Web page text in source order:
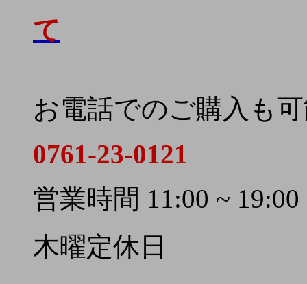
て
お電話でのご購入も
0761-23-0121
営業時間 11:00 ~ 19:00
木曜定休日